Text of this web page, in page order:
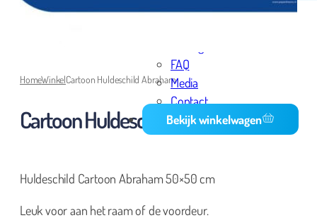
Reviews
FAQ
Media
Contact
Bekijk winkelwagen
HomeWinkelCartoon Huldeschild Abraham
Cartoon Huldeschild Abraham
Huldeschild Cartoon Abraham 50×50 cm
Leuk voor aan het raam of de voordeur.